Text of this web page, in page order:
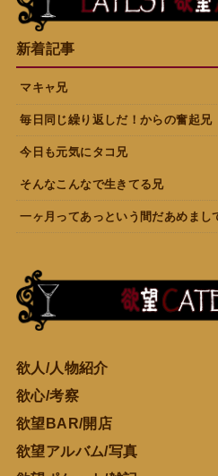
新着記事
マキャ兄
毎日同じ繰り返しだ！からの奮起兄
今日も元気にタコ兄
そんなこんなで生きてる兄
一ヶ月ってあっという間だあめまし
欲人/人物紹介
欲心/考察
欲望BAR/開店
欲望アルバム/写真